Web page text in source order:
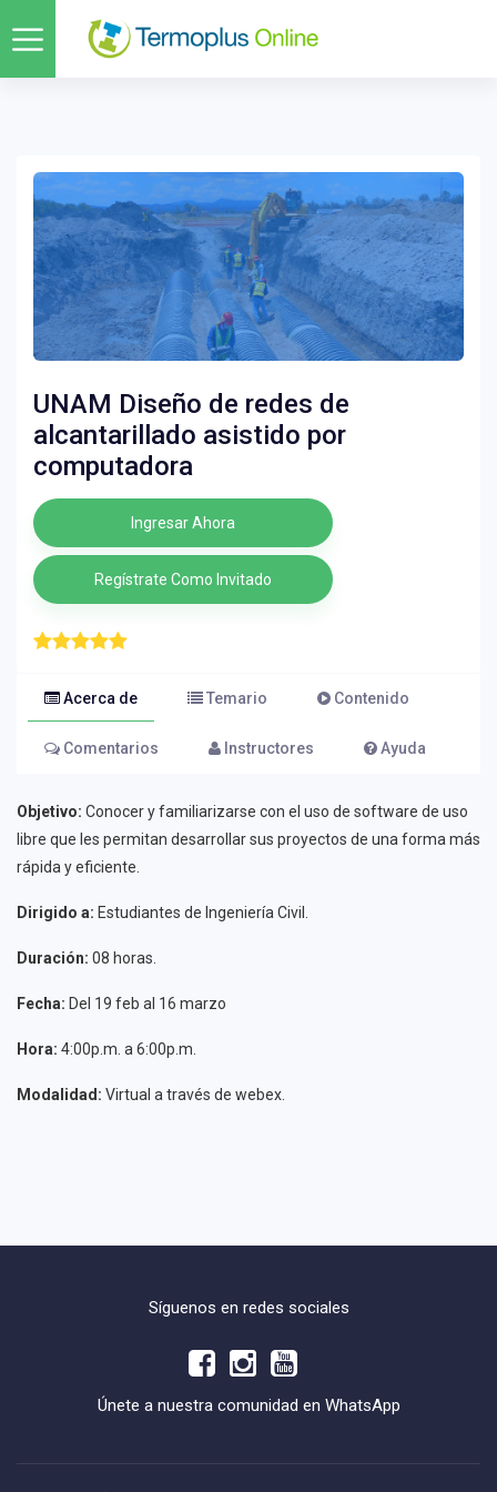
UNAM Diseño de redes de
alcantarillado asistido por
computadora
Ingresar Ahora
Regístrate Como Invitado
Acerca de Temario Contenido
Comentarios Instructores Ayuda
Objetivo: Conocer y familiarizarse con el uso de software de uso
libre que les permitan desarrollar sus proyectos de una forma más
rápida y eficiente.
Dirigido a: Estudiantes de Ingeniería Civil.
Duración: 08 horas.
Fecha: Del 19 feb al 16 marzo
Hora: 4:00p.m. a 6:00p.m.
Modalidad: Virtual a través de webex.
Síguenos en redes sociales
Únete a nuestra comunidad en WhatsApp